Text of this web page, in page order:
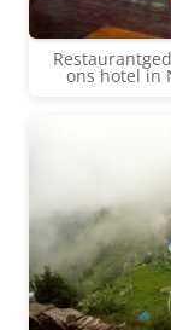
ons hotel in